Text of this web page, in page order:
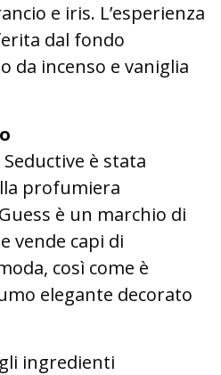
e iris. L’esperienza
dal fondo
da incenso e vaniglia
è stata
profumiera
è un marchio di
vende capi di
così come è
elegante decorato
ingredienti